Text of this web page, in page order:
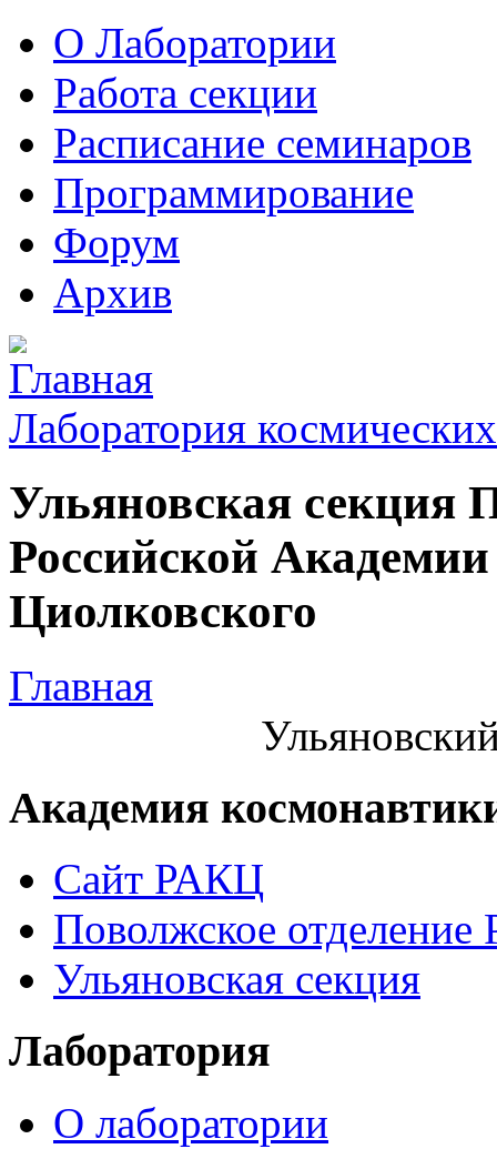
О Лаборатории
Работа секции
Расписание семинаров
Программирование
Форум
Архив
Лаборатория
Ульяновская секция
Российской
Циолковского
Главная
Академия
Сайт РАКЦ
Поволжское
Ульяновская секция
Лаборатория
О лаборатории